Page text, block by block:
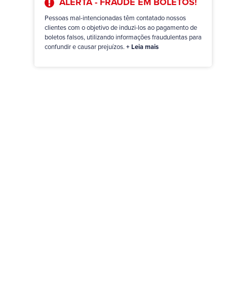
Pessoas mal-intencionadas têm contatado nossos
clientes com o objetivo de induzi-los ao pagamento de
boletos falsos, utilizando informações fraudulentas para
confundir e causar prejuízos. + Leia mais